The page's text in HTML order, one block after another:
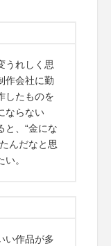
うれしく思
作会社に勤
したものを
ならない
と、“金にな
んだなと思
。
い作品が多